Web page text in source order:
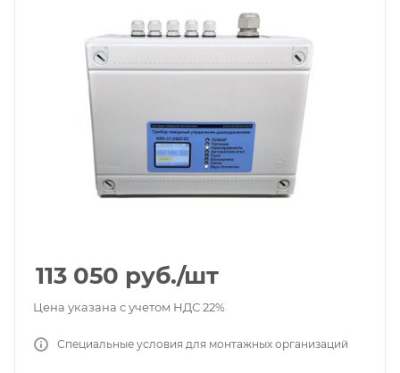
113 050 руб./шт
Цена указана с учетом НДС 22%
Специальные условия для монтажных организаций